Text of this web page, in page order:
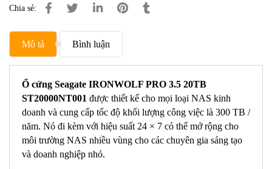
Chia sẻ:
Mô tả Bình luận
Ổ cứng Seagate IRONWOLF PRO 3.5 20TB
ST20000NT001 được thiết kế cho mọi loại NAS kinh
doanh và cung cấp tốc độ khối lượng công việc là 300 TB /
năm. Nó đi kèm với hiệu suất 24 × 7 có thể mở rộng cho
môi trường NAS nhiều vùng cho các chuyên gia sáng tạo
và doanh nghiệp nhỏ.